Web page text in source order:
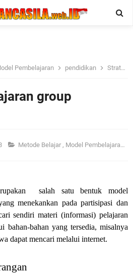
Pembelajaran pendidikan Strategi Pendidikan
group
Metode Belajar , Model Pembelajaran
salah satu bentuk model
menekankan pada partisipasi dan
sendiri materi (informasi) pelajaran
bahan-bahan yang tersedia, misalnya
dapat mencari melalui internet.